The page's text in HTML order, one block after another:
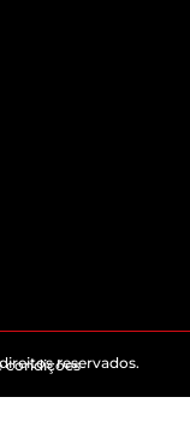
reservados.
condições